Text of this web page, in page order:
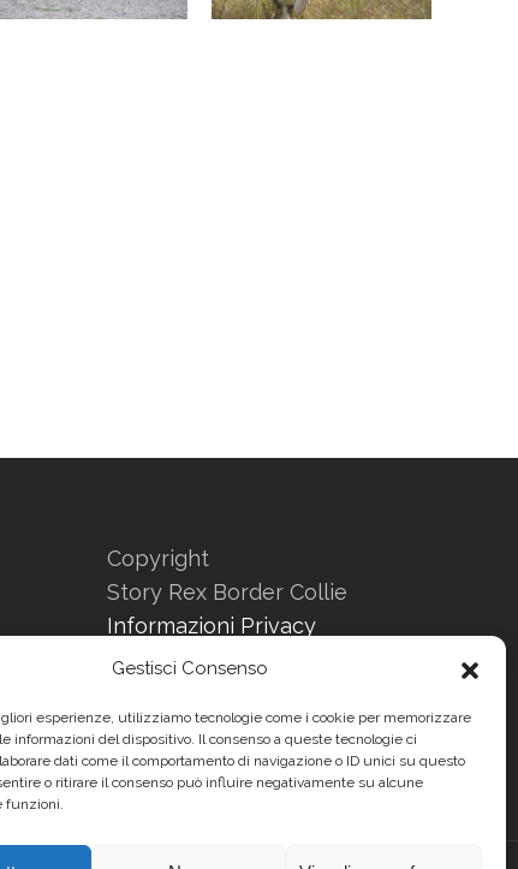
Gestisci Consenso
esperienze, utilizziamo tecnologie come i cookie per memorizzare
informazioni del dispositivo. Il consenso a queste tecnologie ci
dati come il comportamento di navigazione o ID unici su questo
o ritirare il consenso può influire negativamente su alcune
funzioni.
Copyright
Story Rex Border Collie
Informazioni Privacy
Informazioni sui Cookies
Enrico Pasi